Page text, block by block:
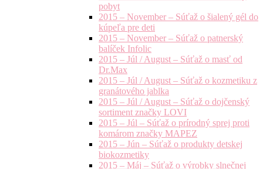
pobyt
2015 – November – Súťaž o šialený gél do
kúpeľa pre deti
2015 – November – Súťaž o patnerský
balíček Infolic
2015 – Júl / August – Súťaž o masť od
Dr.Max
2015 – Júl / August – Súťaž o kozmetiku z
granátového jablka
2015 – Júl / August – Súťaž o dojčenský
sortiment značky LOVI
2015 – Júl – Súťaž o prírodný sprej proti
komárom značky MAPEZ
2015 – Jún – Súťaž o produkty detskej
biokozmetiky
2015 – Máj – Súťaž o výrobky slnečnej